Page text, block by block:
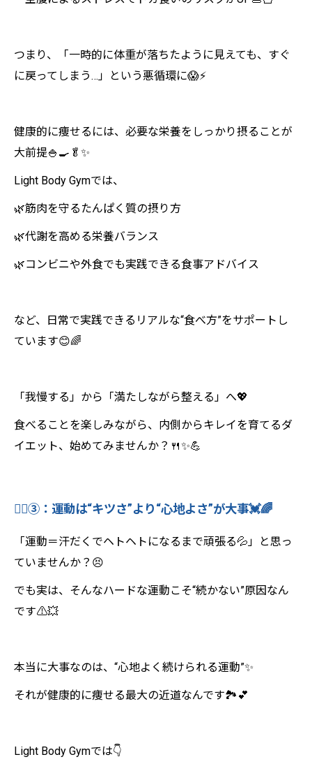
つまり、「一時的に体重が落ちたように見えても、すぐ
に戻ってしまう…」という悪循環に😱⚡
健康的に痩せるには、必要な栄養をしっかり摂ることが
大前提🍚🍳🥬✨
Light Body Gymでは、
🌿筋肉を守るたんぱく質の摂り方
🌿代謝を高める栄養バランス
🌿コンビニや外食でも実践できる食事アドバイス
など、日常で実践できるリアルな“食べ方”をサポートし
ています😊🌈
「我慢する」から「満たしながら整える」へ💖
食べることを楽しみながら、内側からキレイを育てるダ
イエット、始めてみませんか？🍴✨💪
🏃‍♀️③：運動は“キツさ”より“心地よさ”が大事💓🌈
「運動＝汗だくでヘトヘトになるまで頑張る💦」と思っ
ていませんか？😣
でも実は、そんなハードな運動こそ“続かない”原因なん
です⚠️💥
本当に大事なのは、“心地よく続けられる運動”✨
それが健康的に痩せる最大の近道なんです🏞️💕
Light Body Gymでは👇